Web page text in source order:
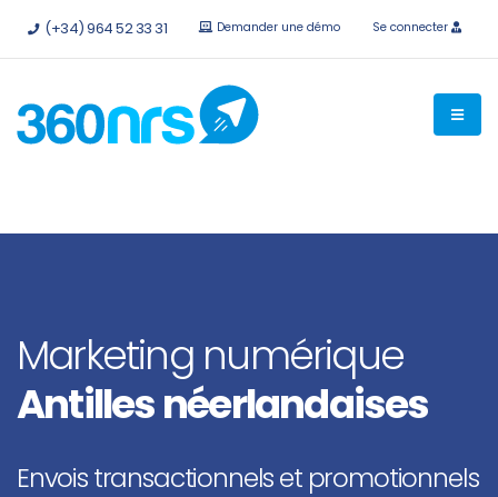
Essayez-le gratuitement sans engagementAPI et
(+34) 964 52 33 31 Demander une démo Se connecter
Marketing numérique
Antilles néerlandaises
Envois transactionnels et promotionnels